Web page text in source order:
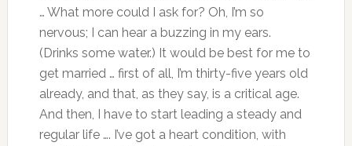
… What more could I ask for? Oh, I’m so
nervous; I can hear a buzzing in my ears.
(Drinks some water.) It would be best for me to
get married … first of all, I’m thirty-five years old
already, and that, as they say, is a critical age.
And then, I have to start leading a steady and
regular life …. I’ve got a heart condition, with